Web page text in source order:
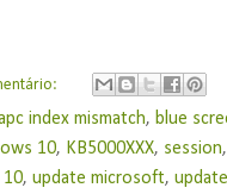
index mismatch,blue
10, KB5000XXX, session
10,update microsoft,